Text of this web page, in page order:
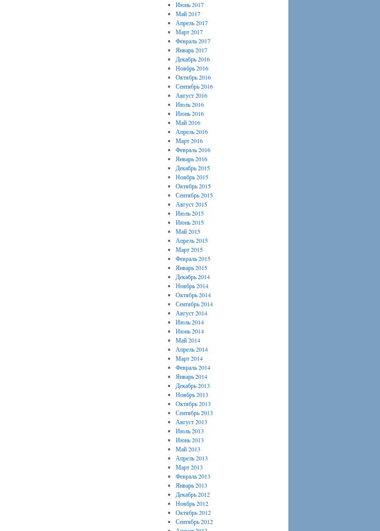
Июнь 2017
Май 2017
Апрель 2017
Март 2017
Февраль 2017
Январь 2017
Декабрь 2016
Ноябрь 2016
Октябрь 2016
Сентябрь 2016
Август 2016
Июль 2016
Июнь 2016
Май 2016
Апрель 2016
Март 2016
Февраль 2016
Январь 2016
Декабрь 2015
Ноябрь 2015
Октябрь 2015
Сентябрь 2015
Август 2015
Июль 2015
Июнь 2015
Май 2015
Апрель 2015
Март 2015
Февраль 2015
Январь 2015
Декабрь 2014
Ноябрь 2014
Октябрь 2014
Сентябрь 2014
Август 2014
Июль 2014
Июнь 2014
Май 2014
Апрель 2014
Март 2014
Февраль 2014
Январь 2014
Декабрь 2013
Ноябрь 2013
Октябрь 2013
Сентябрь 2013
Август 2013
Июль 2013
Июнь 2013
Май 2013
Апрель 2013
Март 2013
Февраль 2013
Январь 2013
Декабрь 2012
Ноябрь 2012
Октябрь 2012
Сентябрь 2012